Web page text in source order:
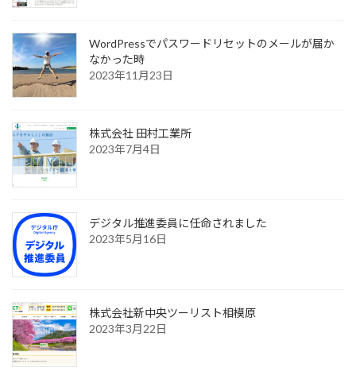
WordPressでパスワードリセットのメールが届か
なかった時
2023年11月23日
株式会社 田村工業所
2023年7月4日
デジタル推進委員に任命されました
2023年5月16日
株式会社新中央ツーリスト相模原
2023年3月22日